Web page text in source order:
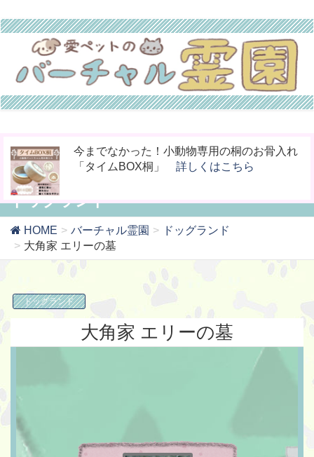
お骨壷をコンパクト化！お手元供養の新しい
カタチ「やすら木の箱」 詳しくはこちら
ペットの命日や周忌にオンライン上で法要を
行える「リモート供養」 詳しくはこちら
今までなかった！小動物専用の桐のお骨入れ
「タイムBOX桐」 詳しくはこちら
ドッグランド
HOME バーチャル霊園
ドッグランド
大角家 エリーの墓
ドッグランド
大角家 エリーの墓